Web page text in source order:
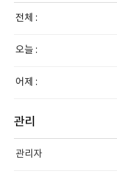
전체 :
오늘 :
어제 :
관리
관리자